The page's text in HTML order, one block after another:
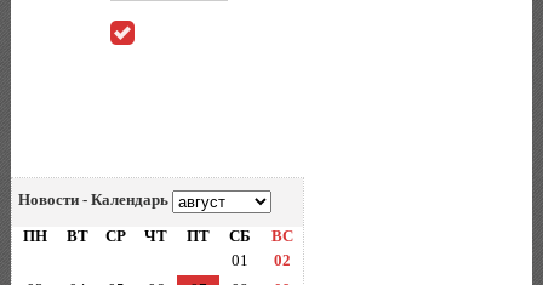
Новости - Календарь
ПН
ВТ СР ЧТ ПТ СБ
ВС
01
02